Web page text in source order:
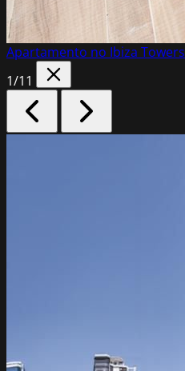
Apartamento no Ibiza Towers
1/11